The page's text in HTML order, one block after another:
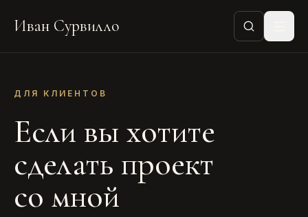
Иван Сурвилло
ДЛЯ КЛИЕНТОВ
Если вы хотите
сделать проект
со мной